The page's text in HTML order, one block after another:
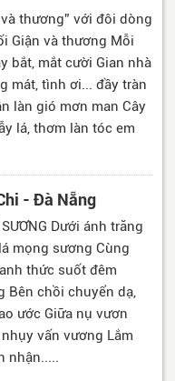
và thương” với đôi dòng
Giận và thương Mỗi
bắt, mắt cười Gian nhà
mát, tình ơi... đầy tràn
làn gió mơn man Cây
lá, thơm làn tóc em
- Đà Nẵng
SƯƠNG Dưới ánh trăng
mọng sương Cùng
thức suốt đêm
Bên chồi chuyển dạ,
ước Giữa nụ vươn
vấn vương Lắm
nhận.....